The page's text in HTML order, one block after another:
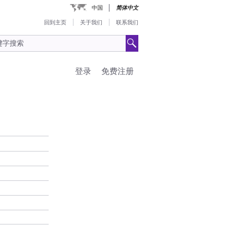
中国 简体中文
回到主页 关于我们 联系我们
免费注册
登录